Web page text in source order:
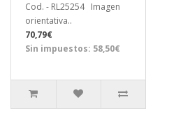
Cod. - RL25254 Imagen
orientativa..
70,79€
Sin impuestos: 58,50€